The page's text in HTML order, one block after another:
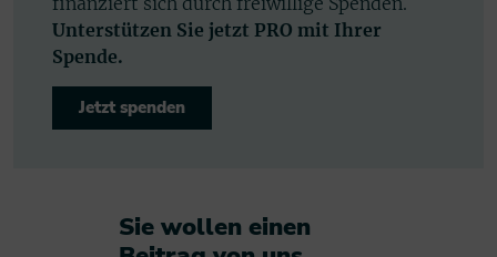
Unterstützen Sie jetzt PRO mit Ihrer
Spende.
Jetzt spenden
Sie wollen einen